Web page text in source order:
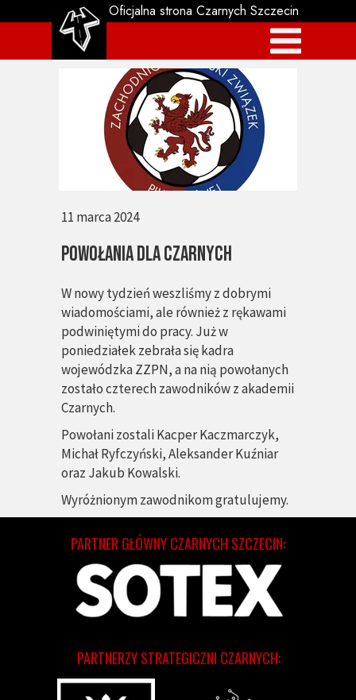
W nowy tydzień weszliśmy z dobrymi
wiadomościami, ale również z rękawami
podwiniętymi do pracy. Już w
poniedziałek zebrała się kadra
wojewódzka ZZPN, a na nią powołanych
zostało czterech zawodników z akademii
Czarnych.
Powołani zostali Kacper Kaczmarczyk,
Michał Ryfczyński, Aleksander Kuźniar
oraz Jakub Kowalski.
Wyróżnionym zawodnikom gratulujemy.
POWOŁANIA DLA CZARNYCH
11 marca 2024
Oficjalna strona Czarnych Szczecin
PARTNERZY STRATEGICZNI CZARNYCH:
PARTNER GŁÓWNY CZARNYCH SZCZECIN: